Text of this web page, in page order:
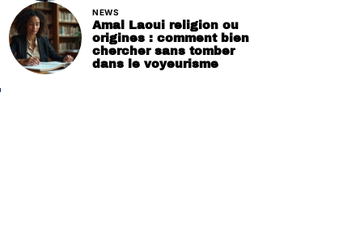
NEWS
Amal Laoui religion ou
origines : comment bien
chercher sans tomber
dans le voyeurisme